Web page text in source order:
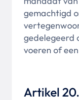
gemachtigd
gedelegeerd
voeren of
Artikel